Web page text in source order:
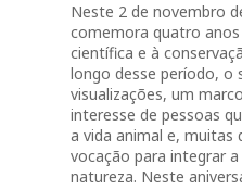
Neste 2 de novembro
comemora quatro
científica e à
longo desse período, o
visualizações, um
interesse de pessoas
a vida animal e, muitas
vocação para integrar
natureza. Neste